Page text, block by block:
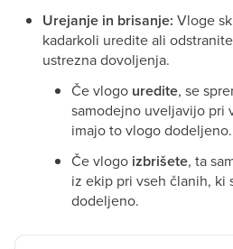
Urejanje in brisanje: Vloge
kadarkoli uredite ali
ustrezna dovoljenja.
Če vlogo uredite, se
samodejno uveljavijo pri
imajo to vlogo dodeljeno.
Če vlogo izbrišete, ta
iz ekip pri vseh članih, ki
dodeljeno.